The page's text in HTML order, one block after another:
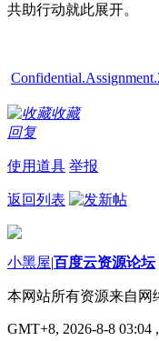
共助行动就此展开。
收藏
回复
使用道具 举报
返回列表
小黑屋|百度云资源论坛
本网站所有资源来自网
GMT+8, 2026-8-8 03:04